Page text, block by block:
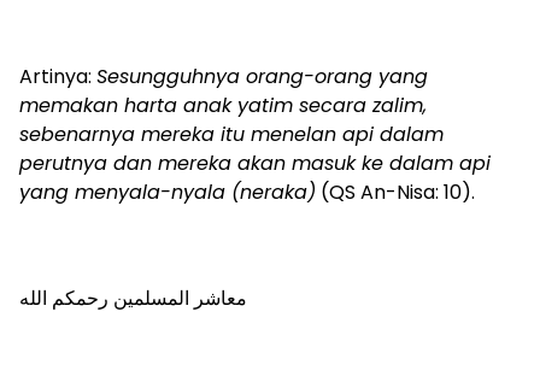
Artinya: Sesungguhnya orang-orang yang
memakan harta anak yatim secara zalim,
sebenarnya mereka itu menelan api dalam
perutnya dan mereka akan masuk ke dalam api
yang menyala-nyala (neraka) (QS An-Nisa: 10).
معاشر المسلمين رحمكم الله